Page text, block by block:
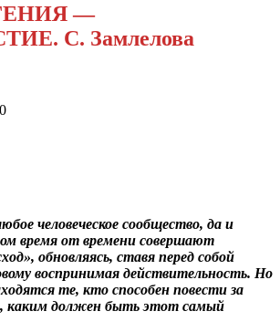
—
С. Замлелова
человеческое сообщество, да и
время от времени совершают
обновляясь, ставя перед собой
воспринимая действительность. Но
те, кто способен повести за
каким должен быть этот самый